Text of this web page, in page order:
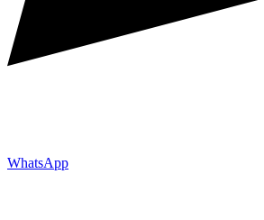
WhatsApp